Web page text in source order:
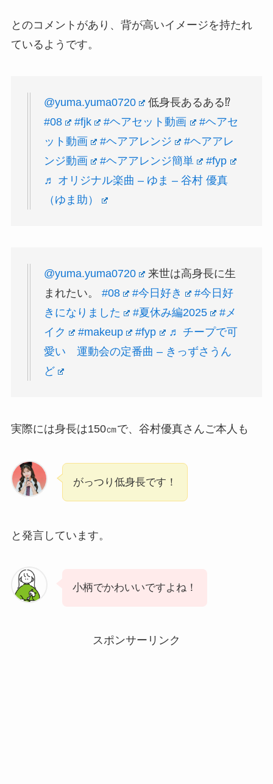
とのコメントがあり、背が高いイメージを持たれ
ているようです。
@yuma.yuma0720
低身長あるある⁉️
#08
#fjk #ヘアセット動画
#ヘアセ
ット動画
#ヘアアレンジ
#ヘアアレ
ンジ動画
#ヘアアレンジ簡単
#fyp
♬ オリジナル楽曲 – ゆま – 谷村 優真
（ゆま助）
@yuma.yuma0720
来世は高身長に生
まれたい。 #08 #今日好き
#今日好
きになりました
#夏休み編2025
#メ
イク
#makeup #fyp
♬ チープで可
愛い 運動会の定番曲 – きっずさうん
ど
実際には身長は150㎝で、谷村優真さんご本人も
がっつり低身長です！
と発言しています。
小柄でかわいいですよね！
スポンサーリンク